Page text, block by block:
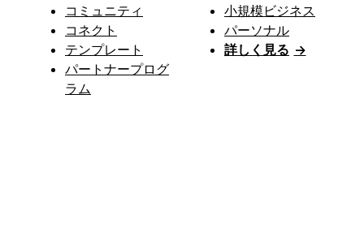
コミュニティ
コネクト
テンプレート
パートナープログ
ラム
小規模ビジネス
パーソナル
詳しく見る →